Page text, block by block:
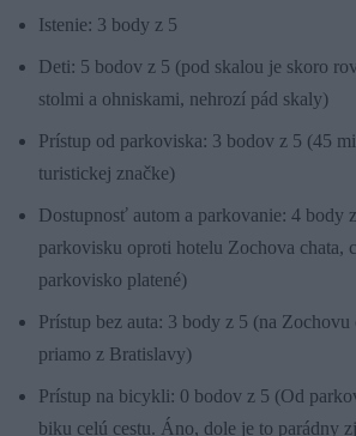
Istenie: 3 body z 5
Deti: 5 bodov z 5 (pod skalou je skoro
stolmi a ohniskami, nehrozí pád skaly)
Prístup od parkoviska: 3 bodov z 5 (45
turistickej značke)
Dostupnosť autom a parkovanie: 4 body
parkovisku oproti hotelu Zochova chata,
parkovisko platené)
Prístup bez auta: 3 body z 5 (na Zochovu
priamo z Bratislavy)
Prístup na bicykli: 0 bodov z 5 (Od
biku celú cestu. Áno, dole je to parádny